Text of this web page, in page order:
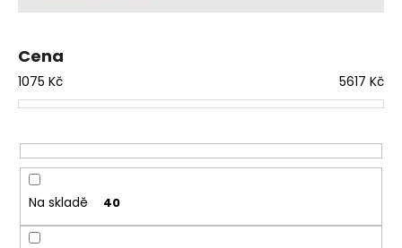
p
o
d
u
t
ů
Cena
1075 Kč 5617 Kč
Na skladě 40
o
p
o
r
č
u
m